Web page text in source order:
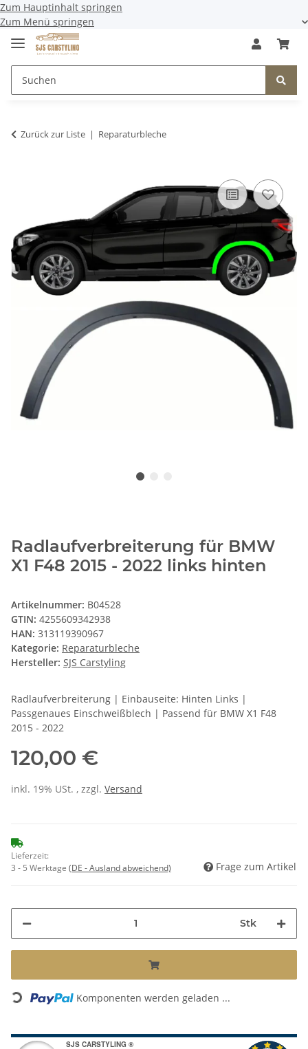
Zum Hauptinhalt springen
Zum Menü springen
Zurück zur Liste Reparaturbleche
Radlaufverbreiterung für BMW
X1 F48 2015 - 2022 links hinten
Artikelnummer: B04528
GTIN: 4255609342938
HAN: 313119390967
Kategorie: Reparaturbleche
Hersteller: SJS Carstyling
Radlaufverbreiterung | Einbauseite: Hinten Links |
Passgenaues Einschweißblech | Passend für BMW X1 F48
2015 - 2022
120,00 €
inkl. 19% USt. , zzgl. Versand
Lieferzeit:
3 - 5 Werktage (DE - Ausland abweichend) Frage zum Artikel
Stk
Loading... Komponenten werden geladen ...